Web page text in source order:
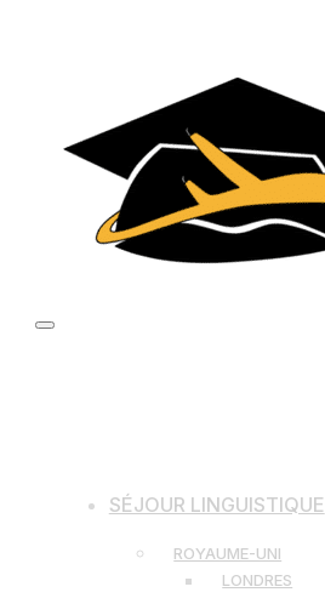
SÉJOUR LINGUISTIQUE
ROYAUME-UNI
LONDRES